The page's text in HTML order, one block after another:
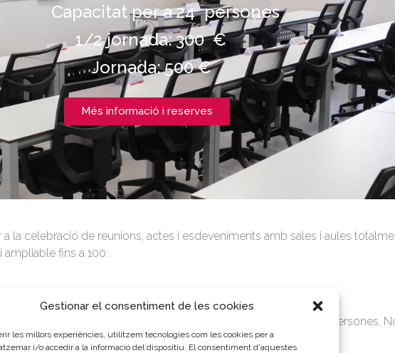
Gestionar el consentiment de les cookies
les millors experiències, utilitzem tecnologies com les cookies per a
i/o accedir a la informació del dispositiu. El consentiment d'aquestes
Capacitat per a24 persones
1/2 jornada:300 €
Jornada:500€
Més informació i reserves
a la celebració de reunions, actes i esdeveniments amb sales i aules
ampliable fins a 100.
i portàtil.
dirigits a empreses als quals van assistir més de 10.000 persones.
dubte.